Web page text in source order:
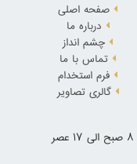
صفحه اصلی
درباره ما
چشم انداز
تماس با ما
فرم استخدام
گالری تصاویر